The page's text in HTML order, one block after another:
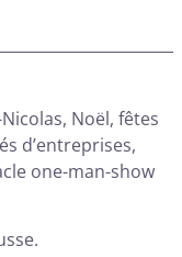
Noël, fêtes
d’entreprises,
one-man-show